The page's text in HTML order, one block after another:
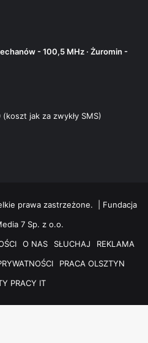
- 100,5 MHz · Żuromin -
jak za zwykły SMS)
prawa zastrzeżone. | Fundacja
7 Sp. z o.o.
O NAS SŁUCHAJ
REKLAMA
PRACA OLSZTYN
PRACY IT